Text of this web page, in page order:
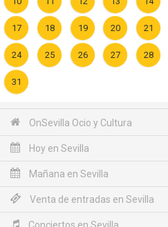
17 18 19 20 21
24 25 26 27 28
31
OnSevilla Ocio y Cultura
Hoy en Sevilla
Mañana en Sevilla
Venta de entradas en Sevilla